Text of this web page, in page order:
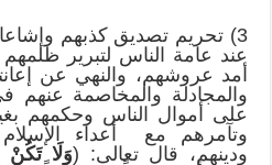
3) تحريم تصديق كذبهم
عند عامة الناس لتبرير
أمد عروشهم، والنهي عن
والمجادلة والمخاصمة عنهم
على أموال الناس وحكمهم
وتآمرهم مع أعداء
ودينهم، قال تعالى: (وَلَا تَكُنْ